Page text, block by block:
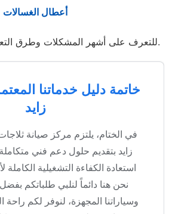
أعطال الغسالات
للتعرف على أشهر المشكلات وطرق التعامل معها بشكل صحيح.
خاتمة دليل خدماتنا
زايد
في الختام، يلتزم مركز صيانة
زايد بتقديم حلول دعم فني
استعادة الكفاءة التشغيلية الكاملة
نحن هنا دائماً لنلبي طلباتكم
وسياراتنا المجهزة، لنوفر لكم راحة